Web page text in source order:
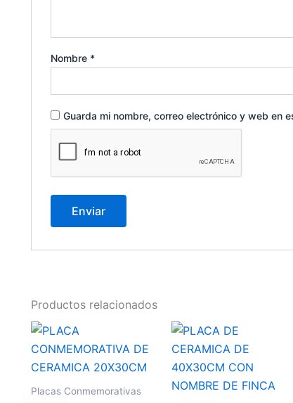
Nombre *
Guarda mi nombre, correo electrónico y web en
Productos relacionados
Placas Conmemorativas